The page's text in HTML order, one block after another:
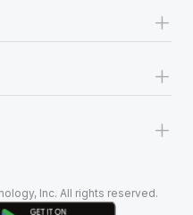
+
+
+
Inc. All rights reserved.